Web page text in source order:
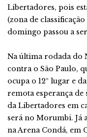
Libertadores, pois
(zona de
domingo passou a
Na última rodada do
contra o São Paulo,
ocupa o 12º lugar e
remota esperança de
da Libertadores em
será no Morumbi. Já
na Arena Condá, em